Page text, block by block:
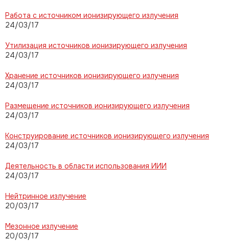
Работа с источником ионизирующего излучения
24/03/17
Утилизация источников ионизирующего излучения
24/03/17
Хранение источников ионизирующего излучения
24/03/17
Размещение источников ионизирующего излучения
24/03/17
Конструирование источников ионизирующего излучения
24/03/17
Деятельность в области использования ИИИ
24/03/17
Нейтринное излучение
20/03/17
Мезонное излучение
20/03/17